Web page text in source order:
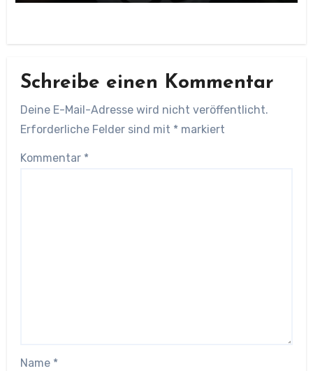
Schreibe einen Kommentar
Deine E-Mail-Adresse wird nicht veröffentlicht.
Erforderliche Felder sind mit * markiert
Kommentar *
Name *